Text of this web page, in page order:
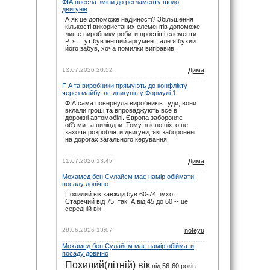
noteyu: maxizh, сорі, прикро звісно. Але
календар додається ще навесні. І буває так,
що під час сезону на офіційному сайті
вносяться зміни вже в ході сезону. Не за
всім вдається слідкувати.
29.11.25 22:02
пише на цьому сайті. Виправляйтесь, або
29.11.25 17:02
ФІА внесла зміни до регламенту щодо
двигунів
А як це допоможе надійності? Збільшення
кількості використаних елементів допоможе
лише виробнику робити простіші елементи.
P. s.: тут був іннший аргумент, але я бухий
його забув, хоча помилки виправив.
12.07.2026 20:52 Дима
FIA та виробники прямують до конфлікту
через майбутнє двигунів у Формулі 1
ФІА сама повернула виробників туди, вони
вклали гроші та впроваджують все в
дорожні автомобілі. Європа забороняє
об'єми та циліндри. Тому звісно ніхто не
захоче розробляти двигуни, які заборонені
на дорогах загального керування.
11.07.2026 13:45 Дима
Мохамед бен Сулайєм має намір обіймати
посаду довічно
Похилий вік завжди був 60-74, імхо.
Старечий від 75, так. А від 45 до 60 -- це
середній вік.
28.06.2026 13:07 noteyu
Мохамед бен Сулайєм має намір обіймати
посаду довічно
Похилий(літній) вік від 56-60 років.